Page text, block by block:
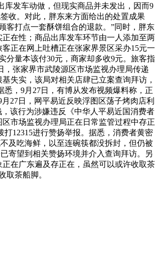
库发车动做，但现实商品并未发出，因而9
收。对此，胖东来方面给出的处置成果
客打点一套酥饼组合的退款。”同时，胖东
在性；商品出库发车环节由一人添加至两
正在网上吐槽正在张家界景区采办15元一
分量本该付30元，商家却多收9元。旅客指
张家界市武陵源区市场监视办理局传递
失实，该局对相关店肆已立案查询拜访，
，9月27日，有博从发布视频爆料称，正
27日，网平易近反映浮图区荡子烤肉店利
该行为涉嫌违反《中华人平易近国消费者
市场监视办理局正在日常监管过程中存正
12315进行赞扬举报。据悉，消费者黄密
及吃海鲜，以至连碗筷都没拆封，但仍被
寄望到相关赞扬环境并介入查询拜访。另
在广东遍及存正在，虽然可以或许收取茶
取茶船脚。